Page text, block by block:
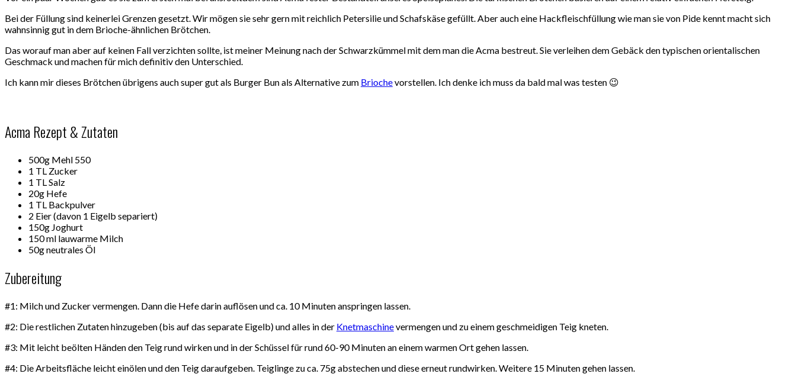
Bei der Füllung sind keinerlei Grenzen gesetzt. Wir mögen sie sehr gern mit reichlich Petersilie und Schafskäse gefüllt. Aber auch eine Hackfleischfüllung wie man sie von Pide kennt macht sich
wahnsinnig gut in dem Brioche-ähnlichen Brötchen.
Das worauf man aber auf keinen Fall verzichten sollte, ist meiner Meinung nach der Schwarzkümmel mit dem man die Acma bestreut. Sie verleihen dem Gebäck den typischen orientalischen
Geschmack und machen für mich definitiv den Unterschied.
Ich kann mir dieses Brötchen übrigens auch super gut als Burger Bun als Alternative zum Briochevorstellen. Ich denke ich muss da bald mal was testen 😉
Acma Rezept & Zutaten
500g Mehl 550
1 TL Zucker
1 TL Salz
20g Hefe
1 TL Backpulver
2 Eier (davon 1 Eigelb separiert)
150g Joghurt
150 ml lauwarme Milch
50g neutrales Öl
Zubereitung
#1: Milch und Zucker vermengen. Dann die Hefe darin auflösen und ca. 10 Minuten anspringen lassen.
#2: Die restlichen Zutaten hinzugeben (bis auf das separate Eigelb) und alles in der Knetmaschinevermengen und zu einem geschmeidigen Teig kneten.
#3: Mit leicht beölten Händen den Teig rund wirken und in der Schüssel für rund 60-90 Minuten an einem warmen Ort gehen lassen.
#4: Die Arbeitsfläche leicht einölen und den Teig daraufgeben. Teiglinge zu ca. 75g abstechen und diese erneut rundwirken. Weitere 15 Minuten gehen lassen.